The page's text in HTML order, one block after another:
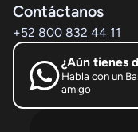
Contáctanos
+52 800 832 44 11
¿Aún tienes
Habla con un
amigo